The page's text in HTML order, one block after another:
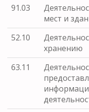
91.03
мест и
52.10
хранению
63.11